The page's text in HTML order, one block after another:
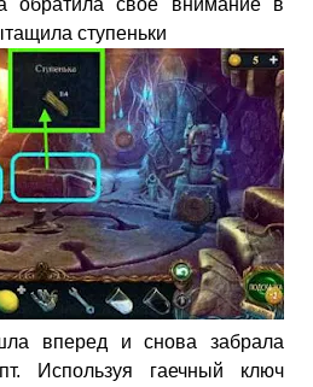
обратила свое внимание в
ступеньки
вперед и снова забрала
Используя гаечный ключ